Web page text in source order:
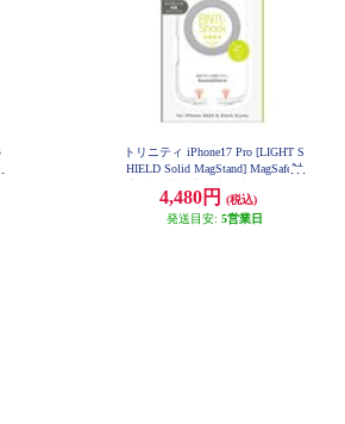
トリニティ iPhone17 Pro [LIGHT S
HIELD Solid MagStand] MagSafe対
タンド付きハイブリッドクリアケ
ース シルバーリングスタンド TR-I
4,480円
(税込)
発送目安: 5営業日